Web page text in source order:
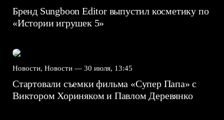
Бренд Sungboon Editor выпустил косметику по
«Истории игрушек 5»
Новости, Новости — 30 июля, 13:45
Стартовали съемки фильма «Супер Папа» с
Виктором Хориняком и Павлом Деревянко